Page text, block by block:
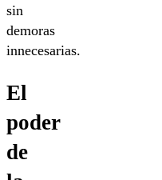
sin
demoras
innecesarias.
El
poder
de